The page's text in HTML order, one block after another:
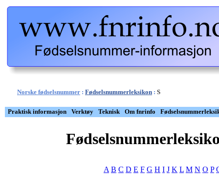
Norske fødselsnummer : Fødselsnummerleksikon : S
Praktisk informasjon Verktøy Teknisk Om fnrinfo
A B C D E F G H I J K L M N O P